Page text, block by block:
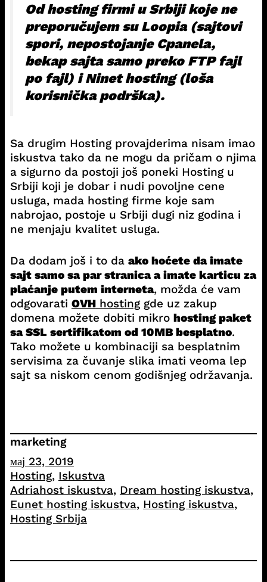
Od hosting firmi u Srbiji koje ne
preporučujem su Loopia (sajtovi
spori, nepostojanje Cpanela,
bekap sajta samo preko FTP fajl
po fajl) i Ninet hosting (loša
korisnička podrška).
Sa drugim Hosting provajderima nisam imao
iskustva tako da ne mogu da pričam o njima
a sigurno da postoji još poneki Hosting u
Srbiji koji je dobar i nudi povoljne cene
usluga, mada hosting firme koje sam
nabrojao, postoje u Srbiji dugi niz godina i
ne menjaju kvalitet usluga.
Da dodam još i to da ako hoćete da imate
sajt samo sa par stranica a imate karticu za
plaćanje putem interneta, možda će vam
odgovarati OVHhostinggde uz zakup
domena možete dobiti mikro hosting paket
sa SSL sertifikatom od 10MB besplatno.
Tako možete u kombinaciji sa besplatnim
servisima za čuvanje slika imati veoma lep
sajt sa niskom cenom godišnjeg održavanja.
marketing
мај 23, 2019
Hosting, Iskustva
Adriahost iskustva, Dream hosting iskustva ,
Eunet hosting iskustva, Hosting iskustva ,
Hosting Srbija